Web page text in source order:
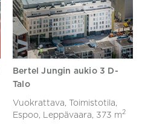
Bertel Jungin aukio 3 D-
Talo
Vuokrattava, Toimistotila,
Espoo, Leppävaara, 373 m2